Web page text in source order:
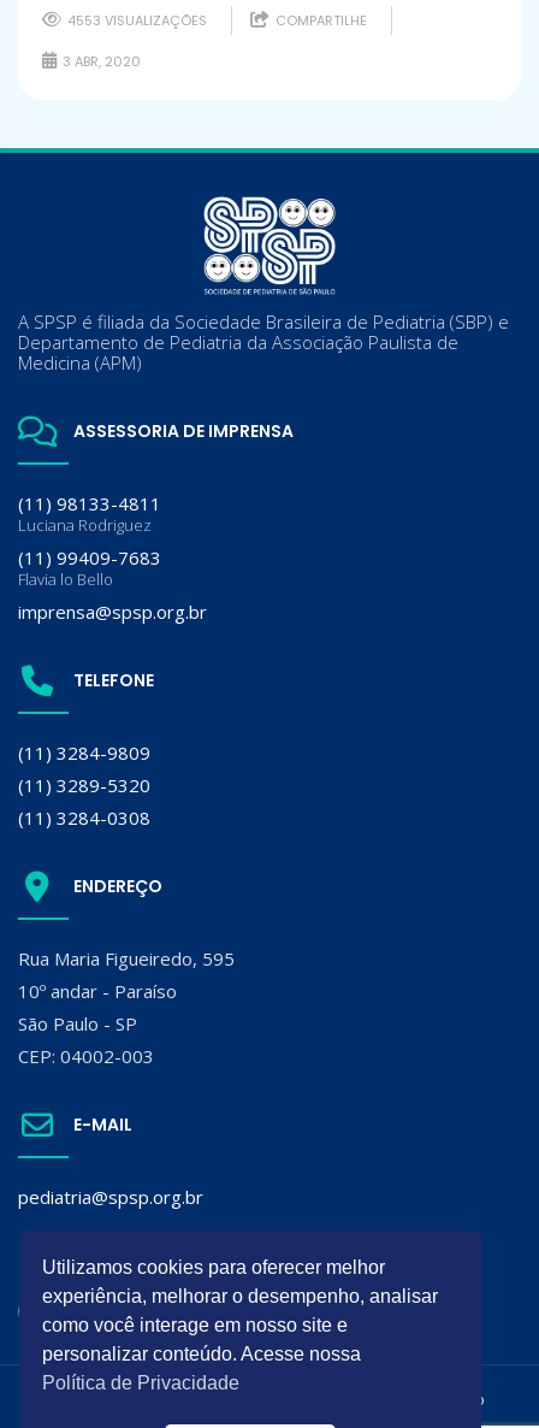
4553 VISUALIZAÇÕES COMPARTILHE
3 ABR, 2020
A SPSP é filiada da Sociedade Brasileira de Pediatria (SBP) e
Departamento de Pediatria da Associação Paulista de
Medicina (APM)
ASSESSORIA DE IMPRENSA
(11) 98133-4811
Luciana Rodriguez
(11) 99409-7683
Flavia lo Bello
imprensa@spsp.org.br
TELEFONE
(11) 3284-9809
(11) 3289-5320
(11) 3284-0308
ENDEREÇO
Rua Maria Figueiredo, 595
10º andar - Paraíso
São Paulo - SP
CEP: 04002-003
E-MAIL
pediatria@spsp.org.br
SIGA A SPSP:
Todos os direitos reservados. É permitida a reprodução do
Utilizamos cookies para oferecer melhor
experiência, melhorar o desempenho, analisar
como você interage em nosso site e
personalizar conteúdo. Acesse nossa
Política de Privacidade